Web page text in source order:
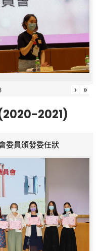
› »
2021)
委員頒發委任狀